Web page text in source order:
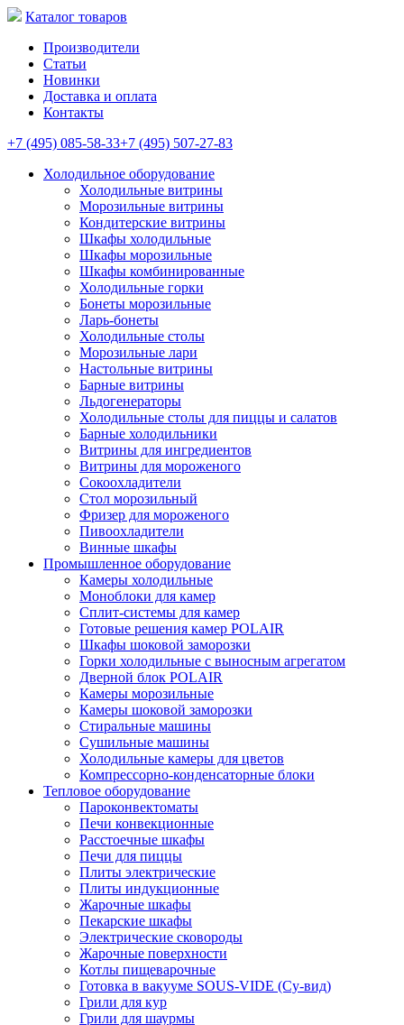
Каталог товаров
Производители
Статьи
Новинки
Доставка и оплата
Контакты
+7 (495) 085-58-33+7 (495) 507-27-83
Холодильное оборудование
Холодильные витрины
Морозильные витрины
Кондитерские витрины
Шкафы холодильные
Шкафы морозильные
Шкафы комбинированные
Холодильные горки
Бонеты морозильные
Ларь-бонеты
Холодильные столы
Морозильные лари
Настольные витрины
Барные витрины
Льдогенераторы
Холодильные столы для пиццы и салатов
Барные холодильники
Витрины для ингредиентов
Витрины для мороженого
Сокоохладители
Стол морозильный
Фризер для мороженого
Пивоохладители
Винные шкафы
Промышленное оборудование
Камеры холодильные
Моноблоки для камер
Сплит-системы для камер
Готовые решения камер POLAIR
Шкафы шоковой заморозки
Горки холодильные с выносным агрегатом
Дверной блок POLAIR
Камеры морозильные
Камеры шоковой заморозки
Стиральные машины
Сушильные машины
Холодильные камеры для цветов
Компрессорно-конденсаторные блоки
Тепловое оборудование
Пароконвектоматы
Печи конвекционные
Расстоечные шкафы
Печи для пиццы
Плиты электрические
Плиты индукционные
Жарочные шкафы
Пекарские шкафы
Электрические сковороды
Жарочные поверхности
Котлы пищеварочные
Готовка в вакууме SOUS-VIDE (Су-вид)
Грили для кур
Грили для шаурмы